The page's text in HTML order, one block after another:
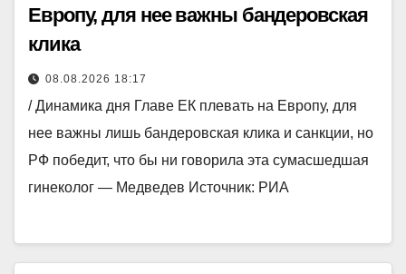
Европу, для нее важны бандеровская
клика
08.08.2026 18:17
/ Динамика дня Главе ЕК плевать на Европу, для
нее важны лишь бандеровская клика и санкции, но
РФ победит, что бы ни говорила эта сумасшедшая
гинеколог — Медведев Источник: РИА